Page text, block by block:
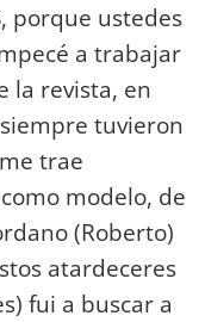
porque ustedes
a trabajar
la revista, en
tuvieron
trae
modelo, de
(Roberto)
atardeceres
fui a buscar a